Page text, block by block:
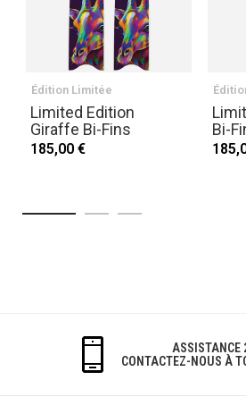
Édition Limitée
Limited Edition
Giraffe Bi-Fins
185,00 €
Bi-
ASSISTANCE
CONTACTEZ-NOUS À